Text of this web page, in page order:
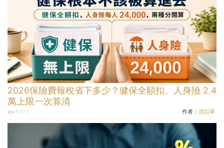
2026保險費報稅省下多少？健保全額扣、人身險 2.4
萬上限一次算清
9,572 作者： 沈以寧